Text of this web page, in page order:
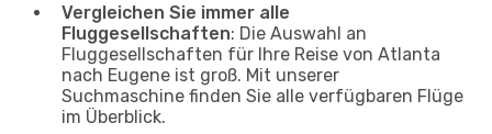
Vergleichen Sie immer alle
Fluggesellschaften: Die Auswahl an
Fluggesellschaften für Ihre Reise von Atlanta
nach Eugene ist groß. Mit unserer
Suchmaschine finden Sie alle verfügbaren Flüge
im Überblick.